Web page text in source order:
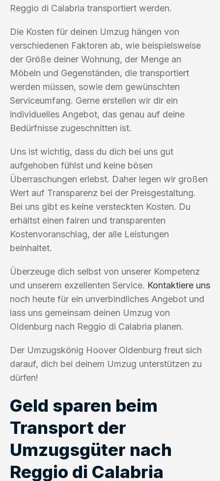
Reggio di Calabria transportiert werden.
Die Kosten für deinen Umzug hängen von
verschiedenen Faktoren ab, wie beispielsweise
der Größe deiner Wohnung, der Menge an
Möbeln und Gegenständen, die transportiert
werden müssen, sowie dem gewünschten
Serviceumfang. Gerne erstellen wir dir ein
individuelles Angebot, das genau auf deine
Bedürfnisse zugeschnitten ist.
Uns ist wichtig, dass du dich bei uns gut
aufgehoben fühlst und keine bösen
Überraschungen erlebst. Daher legen wir großen
Wert auf Transparenz bei der Preisgestaltung.
Bei uns gibt es keine versteckten Kosten. Du
erhältst einen fairen und transparenten
Kostenvoranschlag, der alle Leistungen
beinhaltet.
Überzeuge dich selbst von unserer Kompetenz
und unserem exzellenten Service. Kontaktiere uns
noch heute für ein unverbindliches Angebot und
lass uns gemeinsam deinen Umzug von
Oldenburg nach Reggio di Calabria planen.
Der Umzugskönig Hoover Oldenburg freut sich
darauf, dich bei deinem Umzug unterstützen zu
dürfen!
Geld sparen beim
Transport der
Umzugsgüter nach
Reggio di Calabria